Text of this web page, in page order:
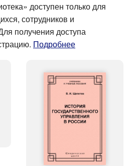
доступен только для
сотрудников и
получения доступа
Подробнее